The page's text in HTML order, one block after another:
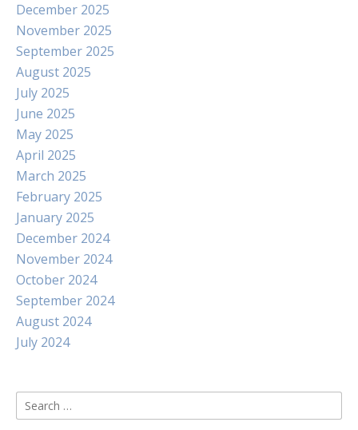
December 2025
November 2025
September 2025
August 2025
July 2025
June 2025
May 2025
April 2025
March 2025
February 2025
January 2025
December 2024
November 2024
October 2024
September 2024
August 2024
July 2024
Search
for: